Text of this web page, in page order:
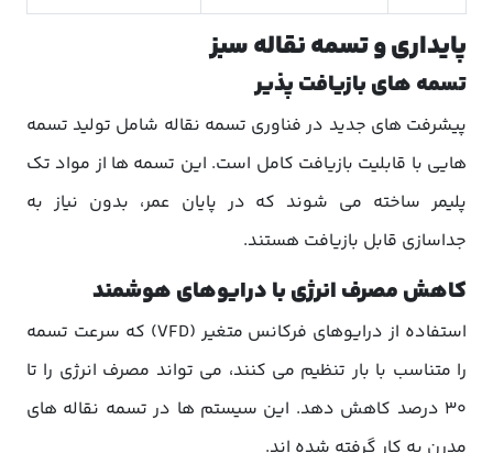
پایداری و تسمه نقاله سبز
تسمه های بازیافت پذیر
پیشرفت های جدید در فناوری تسمه نقاله شامل تولید تسمه
هایی با قابلیت بازیافت کامل است. این تسمه ها از مواد تک
پلیمر ساخته می شوند که در پایان عمر، بدون نیاز به
جداسازی قابل بازیافت هستند.
کاهش مصرف انرژی با درایوهای هوشمند
استفاده از درایوهای فرکانس متغیر (VFD) که سرعت تسمه
را متناسب با بار تنظیم می کنند، می تواند مصرف انرژی را تا
30 درصد کاهش دهد. این سیستم ها در تسمه نقاله های